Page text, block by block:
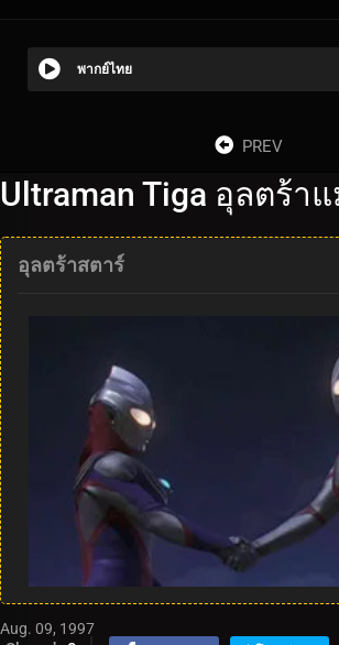
พากย์ไทย
PREV
Ultraman Tiga อุลตร้า
อุลตร้าสตาร์
Aug. 09, 1997